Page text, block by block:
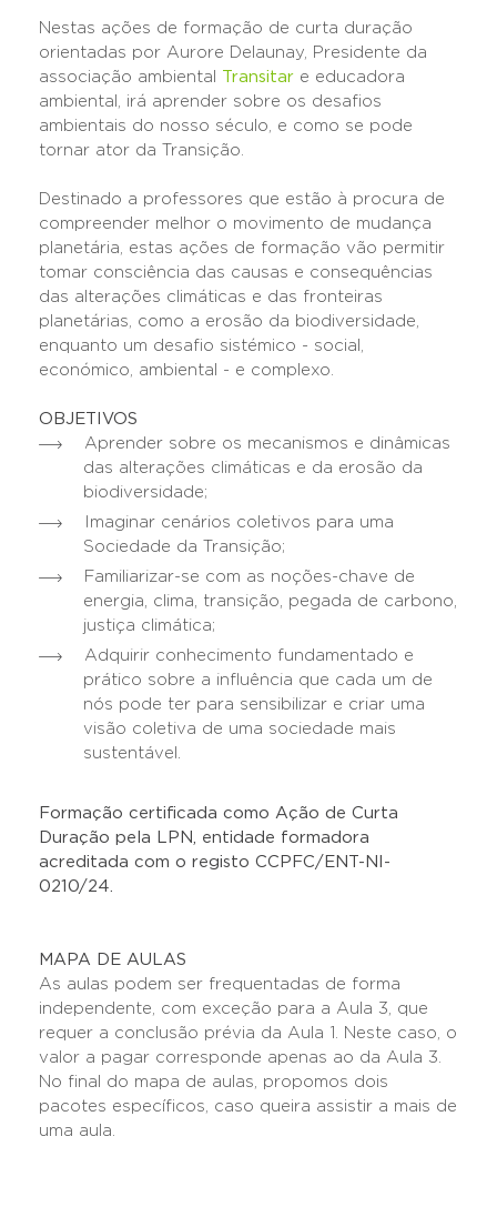
Nestas ações de formação de curta duração
orientadas por Aurore Delaunay, Presidente da
associação ambiental
Transitar e educadora
ambiental, irá aprender sobre os desafios
ambientais do nosso século, e como se pode
tornar ator da Transição.
Destinado a professores que estão à procura de
compreender melhor o movimento de mudança
planetária, estas ações de formação vão permitir
tomar consciência das causas e consequências
das alterações climáticas e das fronteiras
planetárias, como a erosão da biodiversidade,
enquanto um desafio sistémico - social,
económico, ambiental - e complexo.
OBJETIVOS
Aprender sobre os mecanismos e dinâmicas
das alterações climáticas e da erosão da
biodiversidade;
Imaginar cenários coletivos para uma
Sociedade da Transição;
Familiarizar-se com as noções-chave de
energia, clima, transição, pegada de carbono,
justiça climática;
Adquirir conhecimento fundamentado e
prático sobre a influência que cada um de
nós pode ter para sensibilizar e criar uma
visão coletiva de uma sociedade mais
sustentável.
Formação certificada como Ação de Curta
Duração pela LPN, entidade formadora
acreditada com o registo CCPFC/ENT-NI-
0210/24.
MAPA DE AULAS
As aulas podem ser frequentadas de forma
independente, com exceção para a Aula 3, que
requer a conclusão prévia da Aula 1. Neste caso, o
valor a pagar corresponde apenas ao da Aula 3.
No final do mapa de aulas, propomos dois
pacotes específicos, caso queira assistir a mais de
uma aula.